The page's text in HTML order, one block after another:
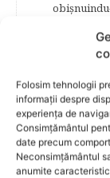
Folosim tehnologii
informații despre
experiența de
Consimțământul
date precum
Neconsimțământul
anumite
vor deveni
mămici,
familiei.
frumoasă de
într-un interviu
fi puşi în temă
diete şi
începând